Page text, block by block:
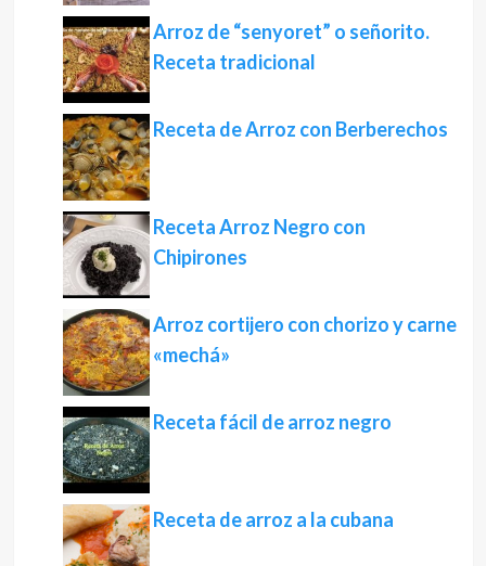
Arroz de “senyoret” o señorito.
Receta tradicional
Receta de Arroz con Berberechos
Receta Arroz Negro con
Chipirones
Arroz cortijero con chorizo y carne
«mechá»
Receta fácil de arroz negro
Receta de arroz a la cubana